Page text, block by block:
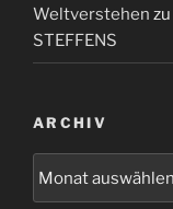
Weltverstehen zu
STEFFENS
ARCHIV